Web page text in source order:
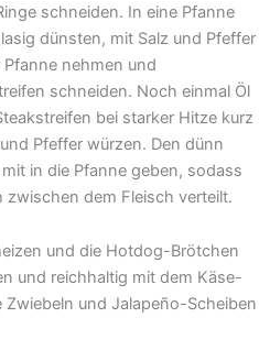
schneiden. In eine Pfanne
dünsten, mit Salz und Pfeffer
nehmen und
schneiden. Noch einmal Öl
bei starker Hitze kurz
Pfeffer würzen. Den dünn
in die Pfanne geben, sodass
dem Fleisch verteilt.
und die Hotdog-Brötchen
und reichhaltig mit dem Käse-
Zwiebeln und Jalapeño-Scheiben